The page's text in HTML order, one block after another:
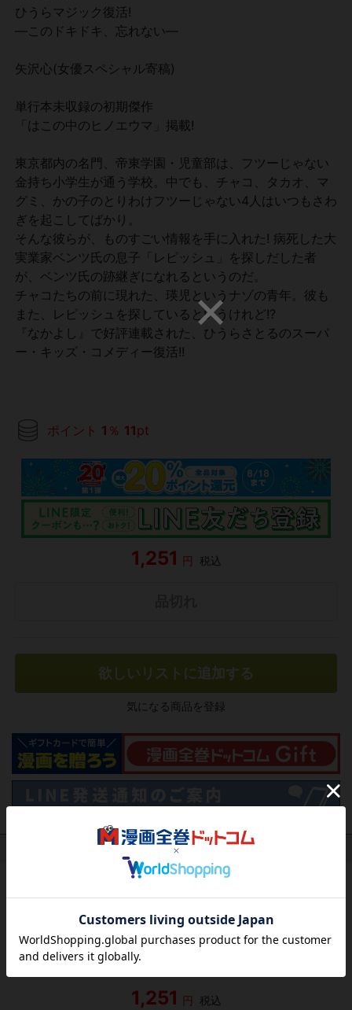
ひうらマジック復活!
―このドキドキ、忘れない―
矢沢心(女優スペシャル寄稿)
単行本未収録の初期傑作
「はこの中のヒノエウマ」掲載!
東京都内の名門、帝東学園・児童部は、フツーじゃない
金持ち小学生が通う学校。中でも、チャコ、タカオ、マ
グミ、かの子のとりわけフツーじゃない4人はいつもさわ
ぎを起こしてばかり。
そんな彼らが、ものすごい情報を手に入れた! 病死した大
実業家ベンツ氏の息子「レピッシュ」を探しだした者
が、ベンツ氏の跡継ぎになれるというのだ。
チャコたちの前に現れた、瑛児というナゾの青年。彼も
また、レピッシュを探しているというけれど!?
『なかよし』で好評連載された、ひうらさとるのスーパ
ー・キッズ・コメディー復活!!
ポイント 1 ％ 11pt
1,251 円 税込
欲しいリストに追加する
気になる商品を登録
（関連商品を含む）
方のために感想を共有してもらえませんか？
レビューを書く
1,251 円 税込